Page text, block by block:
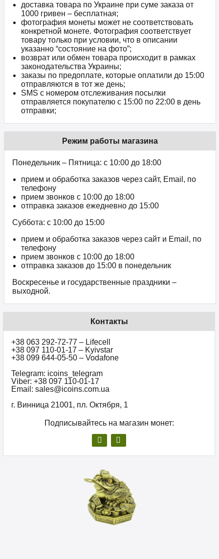
доставка товара по Украине при суме заказа от
1000 гривен – бесплатная;
фотография монеты может не соответствовать
конкретной монете. Фотография соответствует
товару только при условии, что в описании
указанно “состояние на фото”;
возврат или обмен товара происходит в рамках
законодательства Украины;
заказы по предоплате, которые оплатили до 15:00
отправляются в тот же день;
SMS с номером отслеживания посылки
отправляется покупателю с 15:00 по 22:00 в день
отправки;
Режим работы магазина
Понедельник – Пятница: с 10:00 до 18:00
прием и обработка заказов через сайт, Email, по
телефону
прием звонков c 10:00 до 18:00
отправка заказов ежедневно до 15:00
Суббота: с 10:00 до 15:00
прием и обработка заказов через сайт и Email, по
телефону
прием звонков c 10:00 до 18:00
отправка заказов до 15:00 в понедельник
Воскресенье и государственные праздники –
выходной.
Контакты
+38 063 292-72-77 – Lifecell
+38 097 110-01-17 – Kyivstar
+38 099 644-05-50 – Vodafone
Telegram: icoins_telegram
Viber: +38 097 110-01-17
Email: sales@icoins.com.ua
г. Винница 21001, пл. Октября, 1
Подписывайтесь на магазин монет: